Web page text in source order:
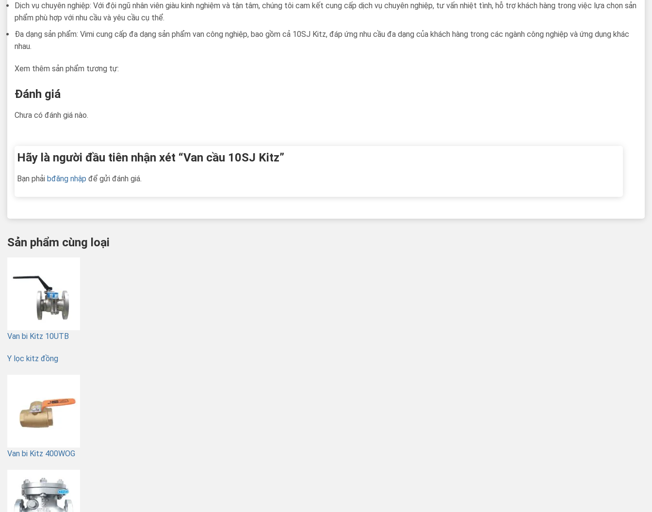
Dịch vụ chuyên nghiệp: Với đội ngũ nhân viên giàu kinh nghiệm và tận tâm, chúng tôi cam kết cung cấp dịch vụ chuyên nghiệp, tư vấn nhiệt tình, hỗ trợ khách hàng trong việc lựa chọn sản
phẩm phù hợp với nhu cầu và yêu cầu cụ thể.
Đa dạng sản phẩm: Vimi cung cấp đa dạng sản phẩm van công nghiệp, bao gồm cả 10SJ Kitz, đáp ứng nhu cầu đa dạng của khách hàng trong các ngành công nghiệp và ứng dụng khác
nhau.
Xem thêm sản phẩm tương tự:
Đánh giá
Chưa có đánh giá nào.
Hãy là người đầu tiên nhận xét “Van cầu 10SJ Kitz”
Bạn phải bđăng nhập để gửi đánh giá.
Sản phẩm cùng loại
Van bi Kitz 10UTB
Y lọc kitz đồng
Van bi Kitz 400WOG